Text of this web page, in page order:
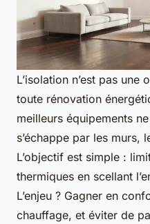
L’isolation n’est pas une
toute rénovation
meilleurs équipements
s’échappe par les murs,
L’objectif est simple :
thermiques en scellant
L’enjeu ? Gagner en
chauffage, et éviter de